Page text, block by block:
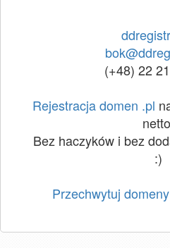
(+48) 22
Rejestracja domen .pl
Bez haczyków i bez
:)
Przechwytuj domeny